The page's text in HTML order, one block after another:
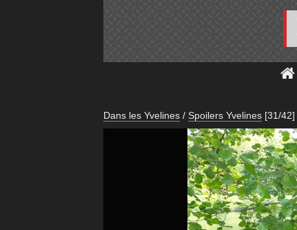
Dans les Yvelines / Spoilers Yvelines [31/42]